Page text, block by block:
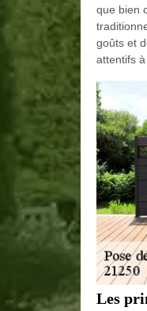
que bien
goûts et
attentifs à
Les